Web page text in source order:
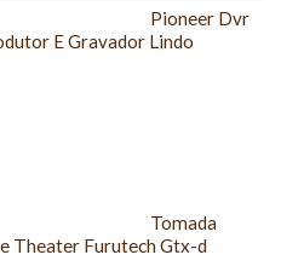
Pioneer Dvr
E Gravador Lindo
Tomada
Theater Furutech Gtx-d